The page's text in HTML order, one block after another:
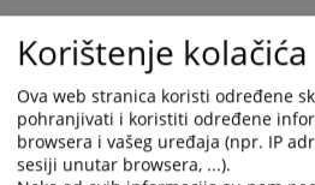
Korištenje kolačića
Ova web stranica koristi određene
pohranjivati i koristiti određene
browsera i vašeg uređaja (npr. IP
sesiji unutar browsera, ...).